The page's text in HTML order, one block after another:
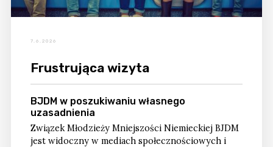
7.6.2026
Frustrująca wizyta
BJDM w poszukiwaniu własnego
uzasadnienia
Związek Młodzieży Mniejszości Niemieckiej BJDM
jest widoczny w mediach społecznościowych i